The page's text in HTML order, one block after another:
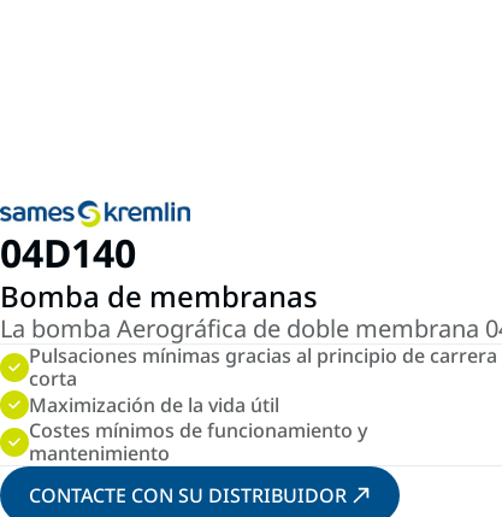
04D140
Bomba de membranas
La bomba Aerográfica de doble membrana
Pulsaciones mínimas gracias al principio de carrera
corta
Maximización de la vida útil
Costes mínimos de funcionamiento y
mantenimiento
CONTACTE CON SU DISTRIBUIDOR